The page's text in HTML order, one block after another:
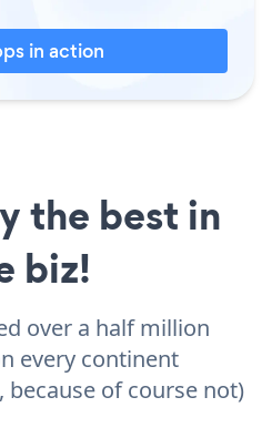
in action
the best in
biz!
over a half million
every continent
because of course not)